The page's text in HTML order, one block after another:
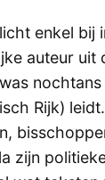
enkel bij
auteur
Rijk)
zijn